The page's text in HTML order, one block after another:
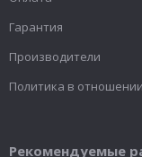
Гарантия
Производители
Политика в
Рекомендуемые